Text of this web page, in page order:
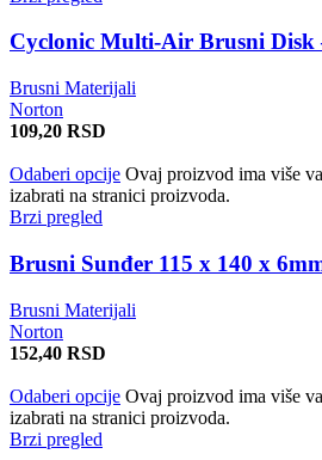
Cyclonic Multi-Air Brusni Disk
Brusni Materijali
Norton
109,20 RSD
Odaberi opcije Ovaj proizvod ima više
izabrati na stranici proizvoda.
Brzi pregled
Brusni Sunđer 115 x 140 x
Brusni Materijali
Norton
152,40 RSD
Odaberi opcije Ovaj proizvod ima više
izabrati na stranici proizvoda.
Brzi pregled